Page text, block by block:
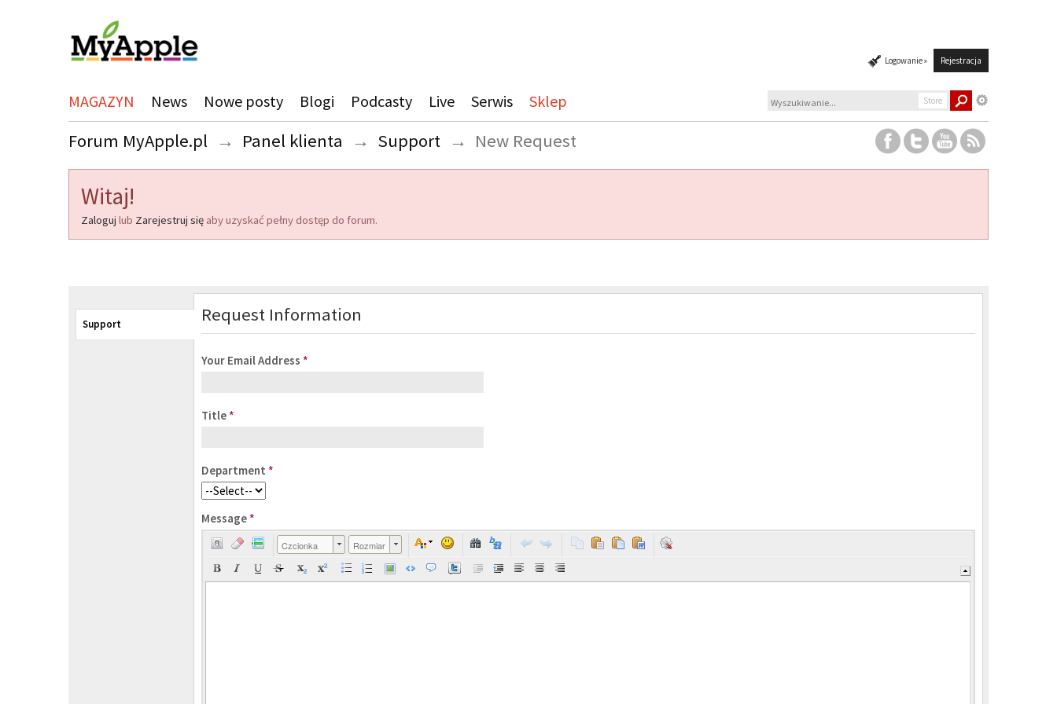
Logowanie » Rejestracja
MAGAZYN News Nowe posty Blogi Podcasty Live Serwis Sklep Store
Forum MyApple.pl → Panel klienta → Support → New Request
Witaj!
Zaloguj lub Zarejestruj się aby uzyskać pełny dostęp do forum.
Support Request Information
Your Email Address *
Title *
Department *
Message *
Czcionka Rozmiar